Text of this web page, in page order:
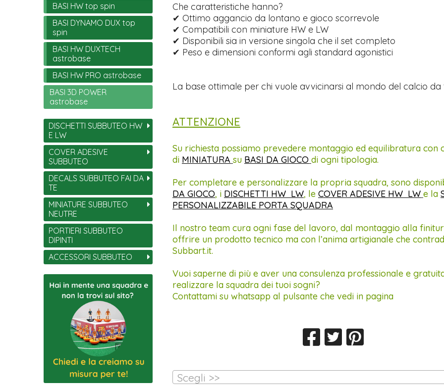
Che caratteristiche hanno?
✔ Ottimo aggancio da lontano e gioco scorrevole
✔ Compatibili con miniature HW e LW
✔ Disponibili sia in versione singola che il set completo
✔ Peso e dimensioni conformi agli standard agonistici
La base ottimale per chi vuole avvicinarsi al mondo del calcio
ATTENZIONE
Su richiesta possiamo prevedere montaggio ed equilibratura con
di MINIATURA su BASI DA GIOCO di ogni tipologia.
Per completare e personalizzare la propria squadra, sono
DA GIOCO, i DISCHETTI HW LW, le COVER ADESIVE HW LW e la
PERSONALIZZABILE PORTA SQUADRA
Il nostro team cura ogni fase del lavoro, dal montaggio alla
offrire un prodotto tecnico ma con l’anima artigianale che
Subbart.it.
Vuoi saperne di più e aver una consulenza professionale e
realizzare la squadra dei tuoi sogni?
Contattami su whatsapp al pulsante che vedi in pagina
Scegli >>
BASI HW top spin
BASI DYNAMO DUX top
spin
BASI HW DUXTECH
astrobase
BASI HW PRO astrobase
BASI 3D POWER
astrobase
DISCHETTI SUBBUTEO HW
E LW
COVER ADESIVE
SUBBUTEO
DECALS SUBBUTEO FAI DA
TE
MINIATURE SUBBUTEO
NEUTRE
PORTIERI SUBBUTEO
DIPINTI
ACCESSORI SUBBUTEO